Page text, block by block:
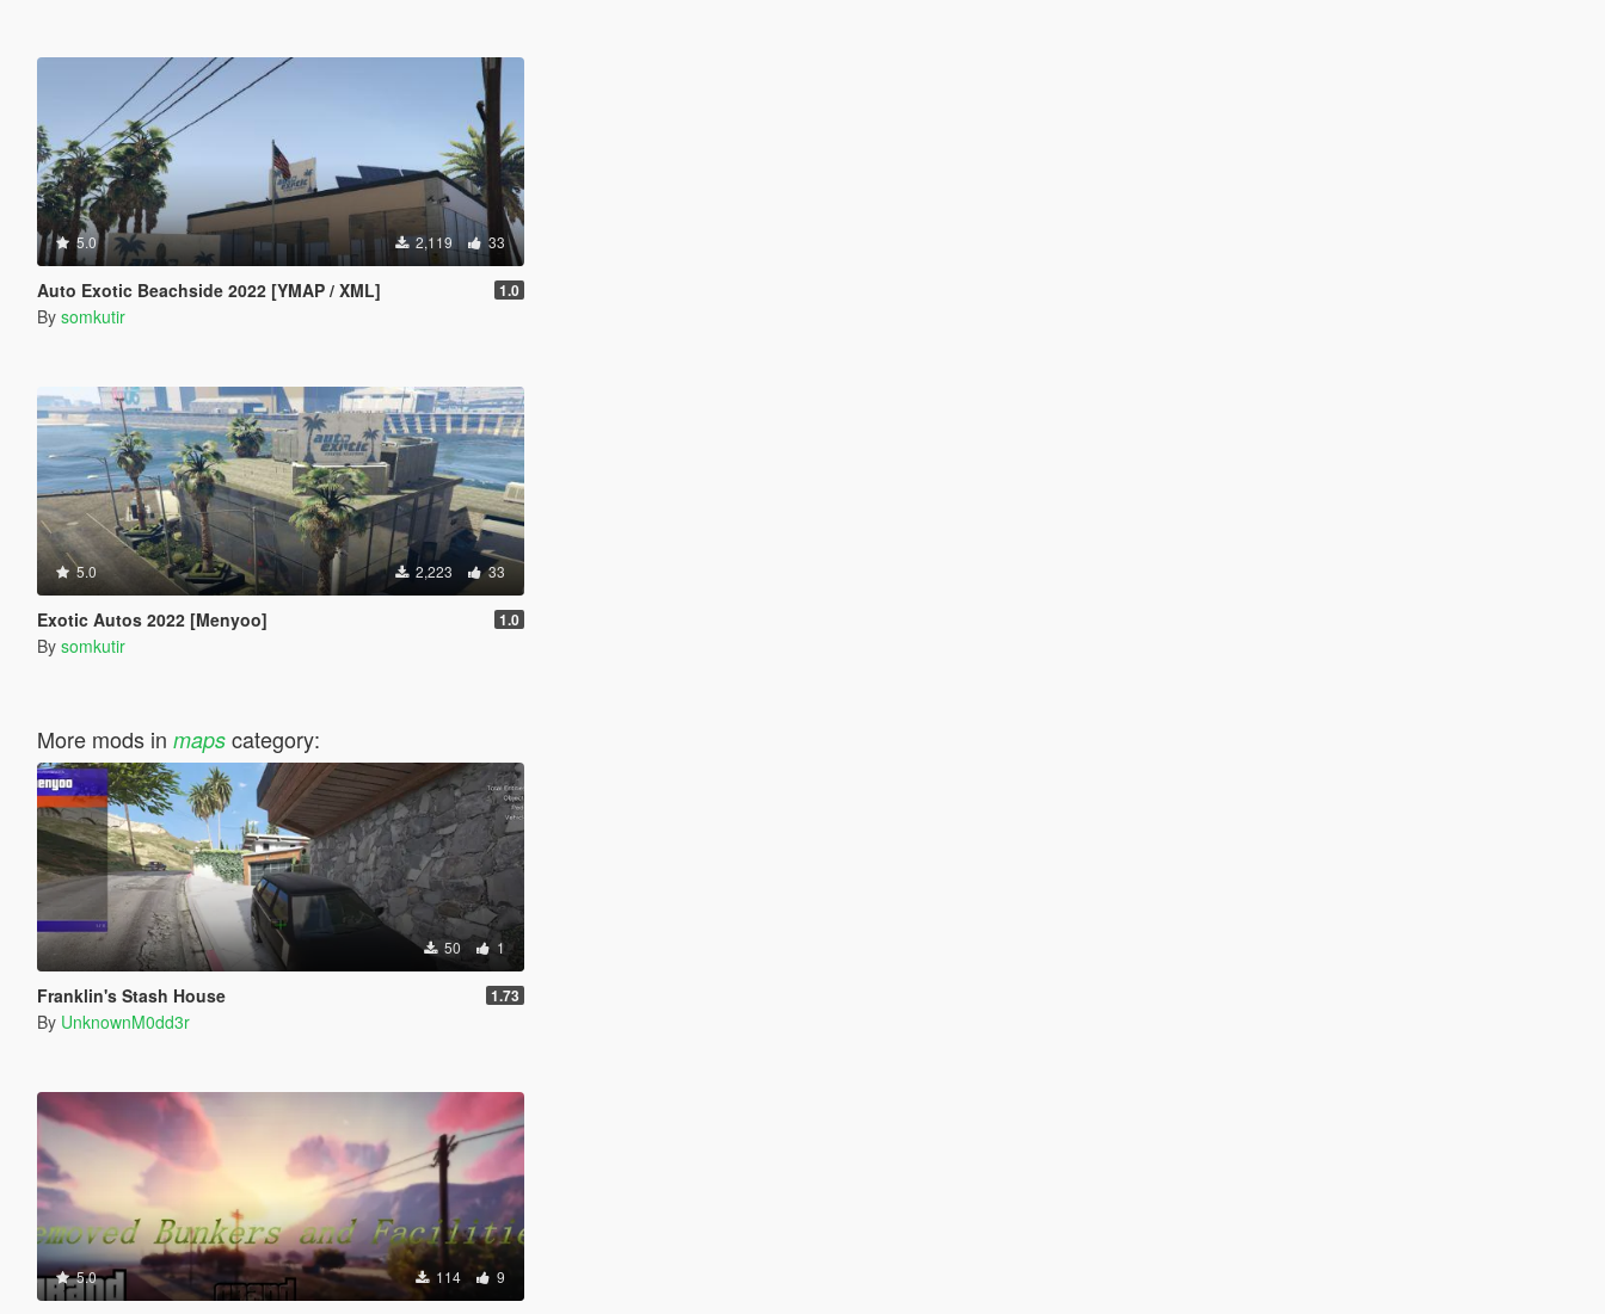
5.0 2,119 33
Auto Exotic Beachside 2022 [YMAP / XML] 1.0
By somkutir
5.0 2,223 33
Exotic Autos 2022 [Menyoo] 1.0
By somkutir
More mods in mapscategory:
50 1
Franklin's Stash House 1.73
By UnknownM0dd3r
5.0 114 9